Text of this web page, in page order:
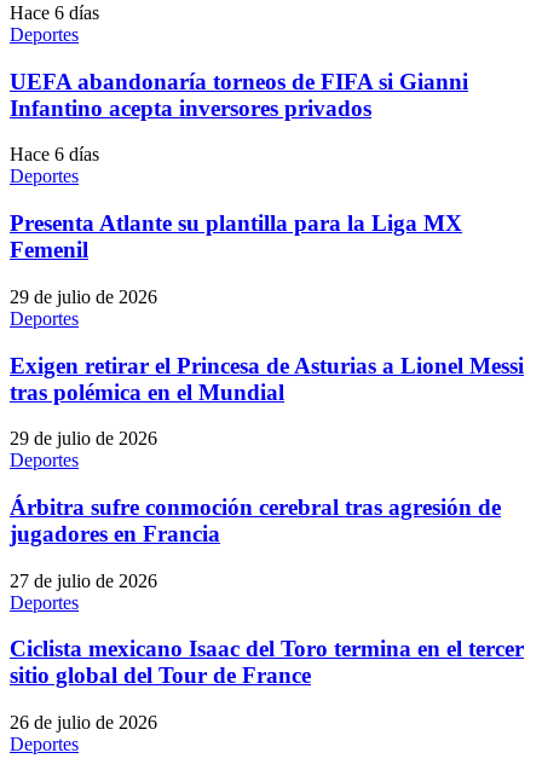
Hace 6 días
Deportes
UEFA abandonaría torneos de FIFA si Gianni
Infantino acepta inversores privados
Hace 6 días
Deportes
Presenta Atlante su plantilla para la Liga MX
Femenil
29 de julio de 2026
Deportes
Exigen retirar el Princesa de Asturias a Lionel Messi
tras polémica en el Mundial
29 de julio de 2026
Deportes
Árbitra sufre conmoción cerebral tras agresión de
jugadores en Francia
27 de julio de 2026
Deportes
Ciclista mexicano Isaac del Toro termina en el tercer
sitio global del Tour de France
26 de julio de 2026
Deportes